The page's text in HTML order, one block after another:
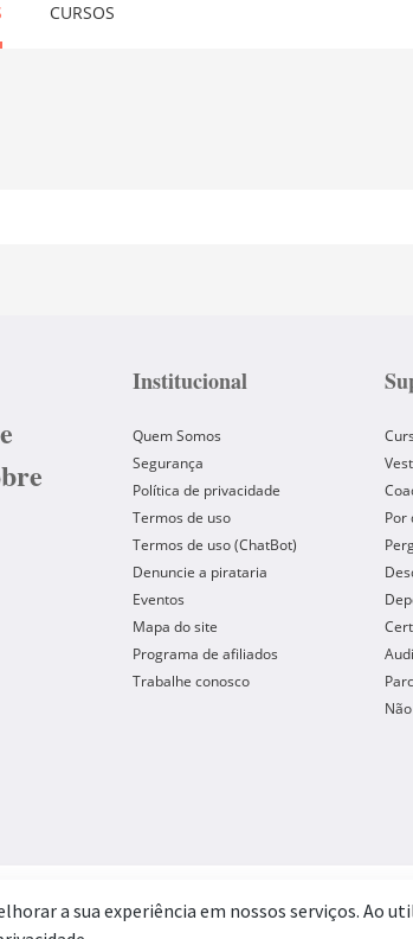
CURSOS
Institucional
Quem Somos
Segurança
Política de privacidade
Termos de uso
Termos de uso (ChatBot)
Denuncie a pirataria
Eventos
Mapa do site
Programa de afiliados
Trabalhe conosco
Por